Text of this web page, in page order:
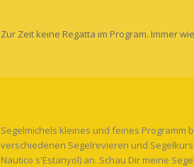
Zur Zeit keine Regatta im Program. Immer
Segelmichels kleines und feines Programm
verschiedenen Segelrevieren und
Nautico s'Estanyol) an. Schau Dir meine